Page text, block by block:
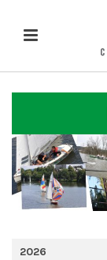
2026